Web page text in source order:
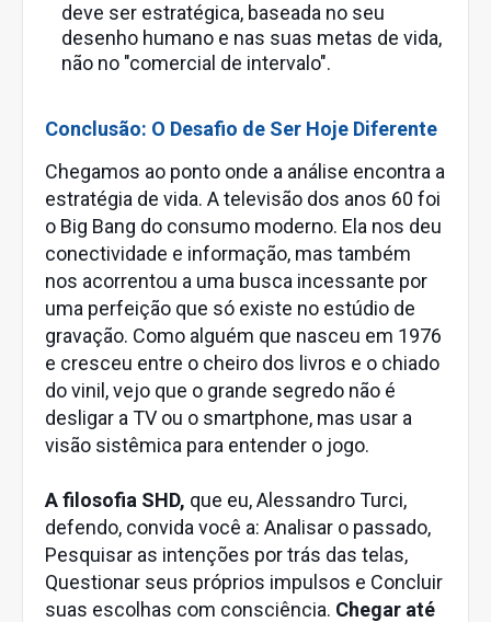
deve ser estratégica, baseada no seu
desenho humano e nas suas metas de vida,
não no "comercial de intervalo".
Conclusão: O Desafio de Ser Hoje Diferente
Chegamos ao ponto onde a análise encontra a
estratégia de vida. A televisão dos anos 60 foi
o Big Bang do consumo moderno. Ela nos deu
conectividade e informação, mas também
nos acorrentou a uma busca incessante por
uma perfeição que só existe no estúdio de
gravação. Como alguém que nasceu em 1976
e cresceu entre o cheiro dos livros e o chiado
do vinil, vejo que o grande segredo não é
desligar a TV ou o smartphone, mas usar a
visão sistêmica para entender o jogo.
A filosofia SHD, que eu, Alessandro Turci,
defendo, convida você a: Analisar o passado,
Pesquisar as intenções por trás das telas,
Questionar seus próprios impulsos e Concluir
suas escolhas com consciência. Chegar até